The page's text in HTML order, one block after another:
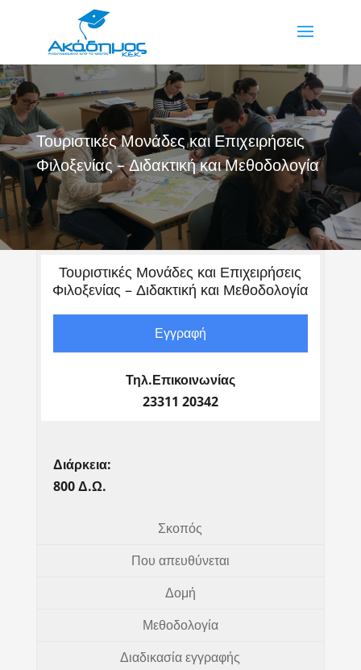
Τουριστικές Μονάδες και Επιχειρήσεις
Φιλοξενίας – Διδακτική και Μεθοδολογία
Τουριστικές Μονάδες και Επιχειρήσεις
Φιλοξενίας – Διδακτική και Μεθοδολογία
Εγγραφή
Τηλ.Επικοινωνίας
23311 20342
Διάρκεια:
800 Δ.Ω.
Σκοπός
Που απευθύνεται
Δομή
Μεθοδολογία
Διαδικασία εγγραφής